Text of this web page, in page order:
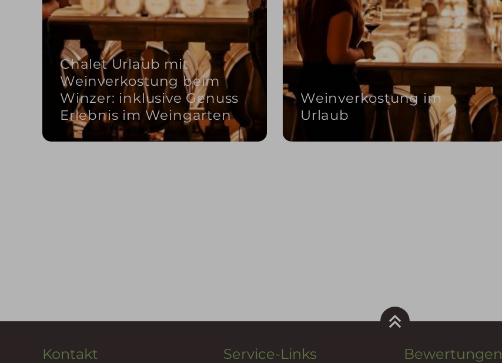
Chalet Urlaub mit
Weinverkostung beim
Winzer: inklusive Genuss
Erlebnis im Weingarten
Weinverkostung im
Urlaub
Kontakt Service-Links Bewertungen